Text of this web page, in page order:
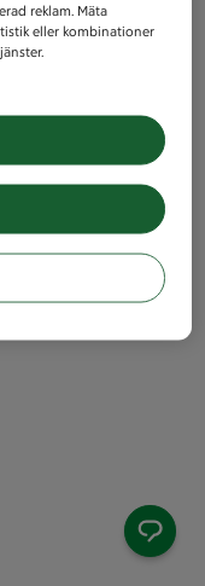
reklam. Mäta
eller kombinationer